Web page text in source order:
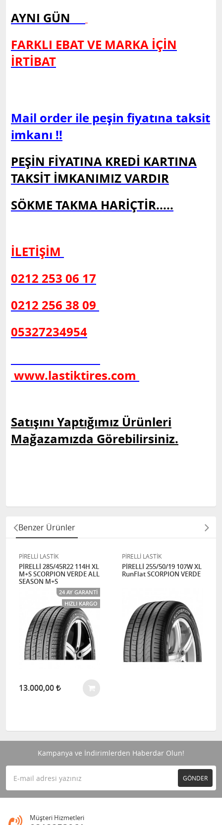
AYNI GÜN
FARKLI EBAT VE MARKA İÇİN
İRTİBAT
Mail order ile peşin fiyatına taksit
imkanı !!
PEŞİN FİYATINA KREDİ KARTINA
TAKSİT İMKANIMIZ VARDIR
SÖKME TAKMA HARİÇTİR.....
İLETİŞİM
0212 253 06 17
0212 256 38 09
05327234954
www.lastiktires.com
Satışını Yaptığımız Ürünleri
Mağazamızda Görebilirsiniz.
Benzer Ürünler
PİRELLİ LASTİK
PİRELLİ 285/45R22 114H XL
M+S SCORPION VERDE ALL
SEASON M+S
24 AY GARANTI
HIZLI KARGO
13.000,00
PİRELLİ LASTİK
PİRELLİ 255/50/19 107W XL
RunFlat SCORPION VERDE
Kampanya ve İndirimlerden Haberdar Olun!
GÖNDER
Müşteri Hizmetleri